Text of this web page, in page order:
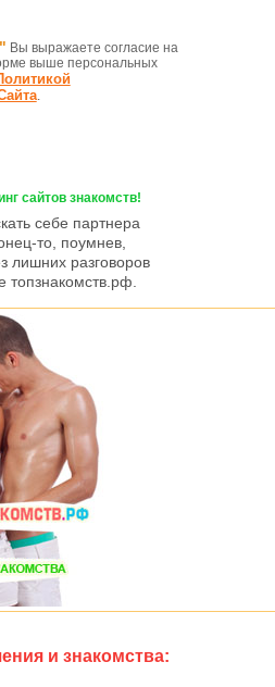
Вы выражаете согласие на
выше персональных
.
сайтов знакомств!
себе партнера
то, поумнев,
лишних разговоров
топзнакомств.рф.
и знакомства: